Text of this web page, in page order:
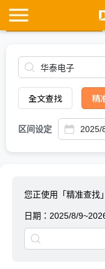
全文查找 精
区间设定
您正使用「精准查找
日期： 2025/8/